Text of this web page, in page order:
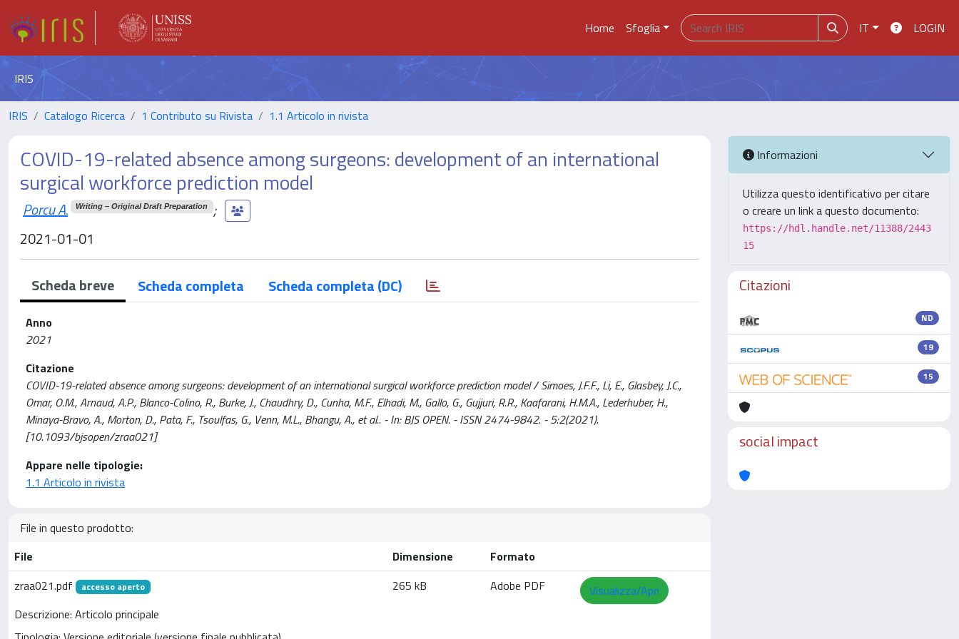
Home Sfoglia IT LOGIN
IRIS
IRIS Catalogo Ricerca 1 Contributo su Rivista 1.1 Articolo in rivista
COVID-19-related absence among surgeons: development of an international
surgical workforce prediction model
Porcu A. Writing – Original Draft Preparation
;
2021-01-01
Scheda breve Scheda completa Scheda completa (DC)
Anno
2021
Citazione
COVID-19-related absence among surgeons: development of an international surgical workforce prediction model / Simoes, J.F.F., Li, E., Glasbey, J.C.,
Omar, O.M., Arnaud, A.P., Blanco-Colino, R., Burke, J., Chaudhry, D., Cunha, M.F., Elhadi, M., Gallo, G., Gujjuri, R.R., Kaafarani, H.M.A., Lederhuber, H.,
Minaya-Bravo, A., Morton, D., Pata, F., Tsoulfas, G., Venn, M.L., Bhangu, A., et al.. - In: BJS OPEN. - ISSN 2474-9842. - 5:2(2021).
[10.1093/bjsopen/zraa021]
Appare nelle tipologie:
1.1 Articolo in rivista
File in questo prodotto:
File
Dimensione
Formato
zraa021.pdf
accesso aperto
Descrizione: Articolo principale
265 kB Adobe PDF Visualizza/Apri
Informazioni
Utilizza questo identificativo per citare
o creare un link a questo documento:
https://hdl.handle.net/11388/2443
15
Citazioni
ND
19
15
social impact